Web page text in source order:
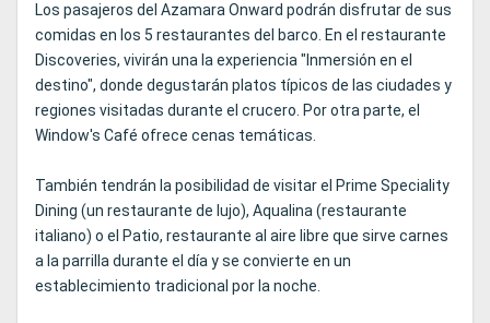
Los pasajeros del Azamara Onward podrán disfrutar de sus
comidas en los 5 restaurantes del barco. En el restaurante
Discoveries, vivirán una la experiencia "Inmersión en el
destino", donde degustarán platos típicos de las ciudades y
regiones visitadas durante el crucero. Por otra parte, el
Window's Café ofrece cenas temáticas.
También tendrán la posibilidad de visitar el Prime Speciality
Dining (un restaurante de lujo), Aqualina (restaurante
italiano) o el Patio, restaurante al aire libre que sirve carnes
a la parrilla durante el día y se convierte en un
establecimiento tradicional por la noche.